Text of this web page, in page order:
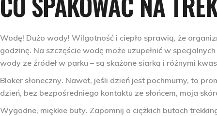
Wodę! Dużo wody! Wilgotność i ciepło sprawią, że
godzinę. Na szczęście wodę może uzupełnić w
wody ze źródeł w parku – są skażone siarką i różnymi
Bloker słoneczny. Nawet, jeśli dzień jest pochmurny, to
dzień, bez bezpośredniego kontaktu ze słońcem, moja
Wygodne, miękkie buty. Zapomnij o ciężkich butach